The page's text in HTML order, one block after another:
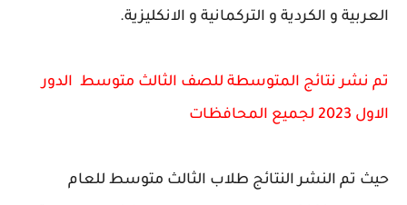
العربية و الكردية و التركمانية و الانكليزية.
تم نشر نتائج المتوسطة للصف الثالث متوسط الدور
الاول 2023 لجميع المحافظات
حيث تم النشر النتائج طلاب الثالث متوسط للعام